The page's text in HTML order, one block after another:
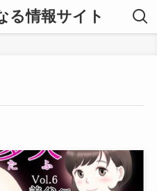
る情報サイト